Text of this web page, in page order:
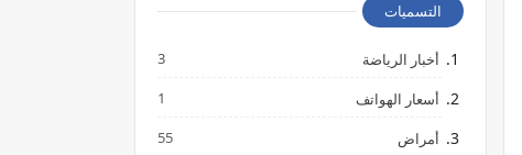
التسميات
أخبار الرياضة 3
أسعار الهواتف 1
أمراض 55